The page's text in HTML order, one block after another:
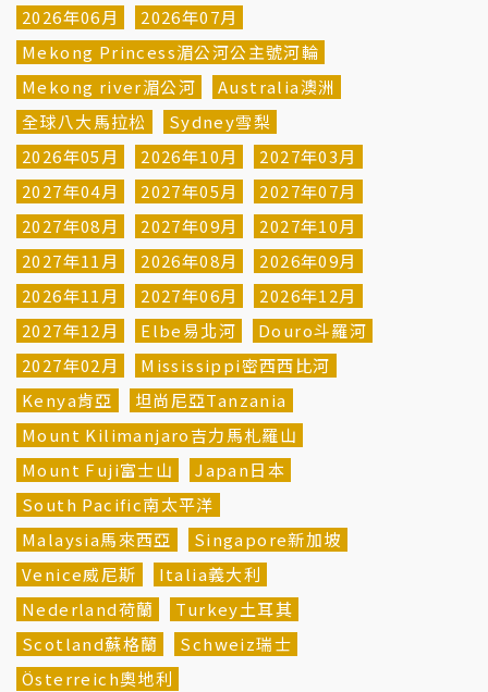
2026年06月
2026年07月
Mekong Princess湄公河公主號河輪
Mekong river湄公河
Australia澳洲
全球八大馬拉松
Sydney雪梨
2026年05月
2026年10月
2027年03月
2027年04月
2027年05月
2027年07月
2027年08月
2027年09月
2027年10月
2027年11月
2026年08月
2026年09月
2026年11月
2027年06月
2026年12月
2027年12月
Elbe易北河
Douro斗羅河
2027年02月
Mississippi密西西比河
Kenya肯亞
坦尚尼亞Tanzania
Mount Kilimanjaro吉力馬札羅山
Mount Fuji富士山
Japan日本
South Pacific南太平洋
Malaysia馬來西亞
Singapore新加坡
Venice威尼斯
Italia義大利
Nederland荷蘭
Turkey土耳其
Scotland蘇格蘭
Schweiz瑞士
Österreich奧地利